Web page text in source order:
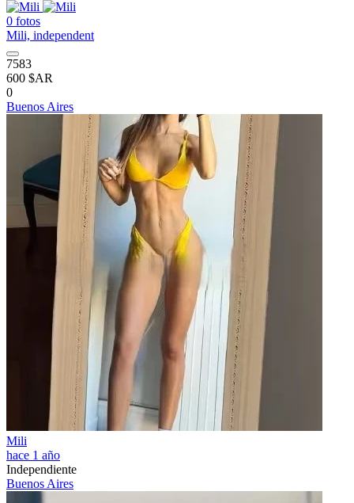
0 fotos
Mili, independent
7583
600 $AR
0
Buenos Aires
Mili
hace 1 año
Independiente
Buenos Aires